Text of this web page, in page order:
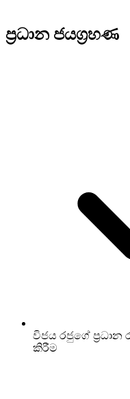
ප්‍රධාන ජයග්‍රහණ
විජය රජුගේ
කිරීම